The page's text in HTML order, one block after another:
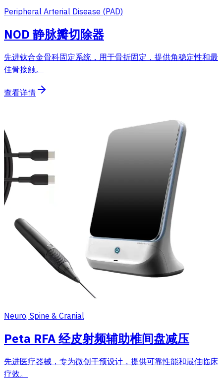
Peripheral Arterial Disease (PAD)
NOD 静脉瓣切除器
先进钛合金骨科固定系统，用于骨折固定，提供角稳定性和最
佳骨接触。
查看详情
Neuro, Spine & Cranial
Peta RFA 经皮射频辅助椎间盘减压
先进医疗器械，专为微创干预设计，提供可靠性能和最佳临床
疗效。